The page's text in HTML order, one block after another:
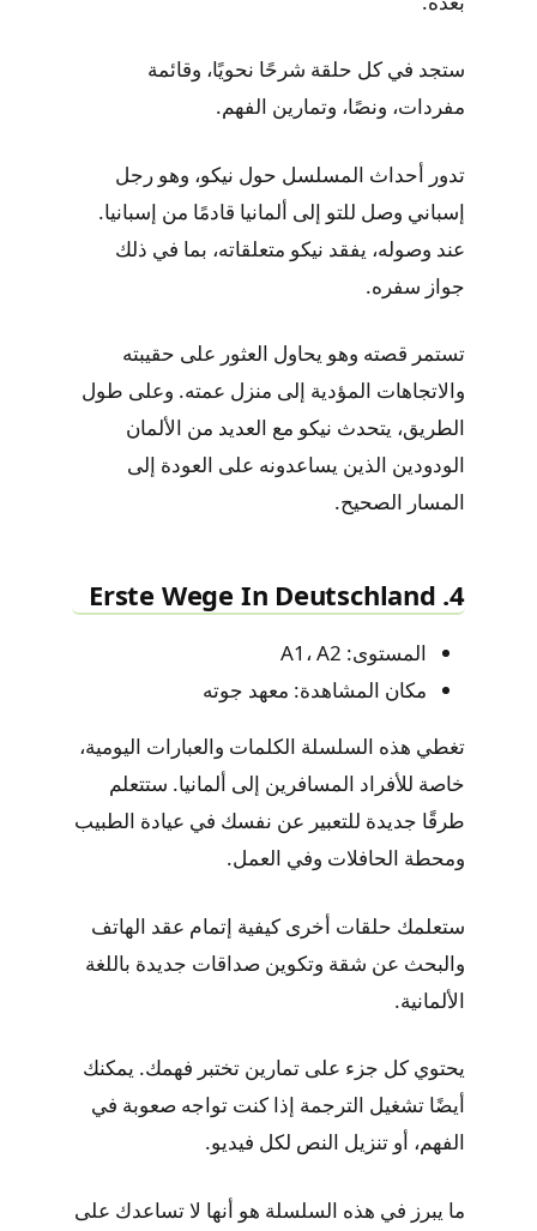
ستجد في كل حلقة شرحًا نحويًا، وقائمة
مفردات، ونصًا، وتمارين الفهم.
تدور أحداث المسلسل حول نيكو، وهو رجل
إسباني وصل للتو إلى ألمانيا قادمًا من إسبانيا.
عند وصوله، يفقد نيكو متعلقاته، بما في ذلك
جواز سفره.
تستمر قصته وهو يحاول العثور على حقيبته
والاتجاهات المؤدية إلى منزل عمته. وعلى طول
الطريق، يتحدث نيكو مع العديد من الألمان
الودودين الذين يساعدونه على العودة إلى
المسار الصحيح.
4. Erste Wege In Deutschland
المستوى: A1، A2
مكان المشاهدة: معهد جوته
تغطي هذه السلسلة الكلمات والعبارات اليومية،
خاصة للأفراد المسافرين إلى ألمانيا. ستتعلم
طرقًا جديدة للتعبير عن نفسك في عيادة الطبيب
ومحطة الحافلات وفي العمل.
ستعلمك حلقات أخرى كيفية إتمام عقد الهاتف
والبحث عن شقة وتكوين صداقات جديدة باللغة
الألمانية.
يحتوي كل جزء على تمارين تختبر فهمك. يمكنك
أيضًا تشغيل الترجمة إذا كنت تواجه صعوبة في
الفهم، أو تنزيل النص لكل فيديو.
ما يبرز في هذه السلسلة هو أنها لا تساعدك على